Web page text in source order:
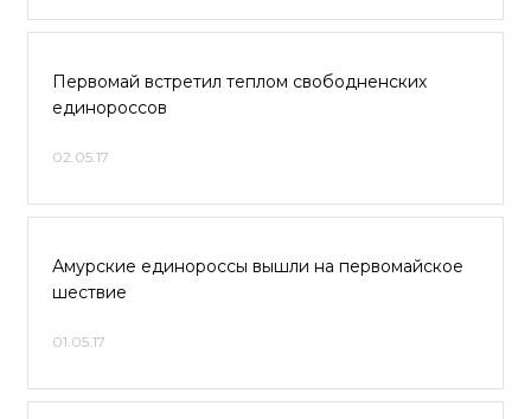
Первомай встретил теплом свободненских
единороссов
02.05.17
Амурские единороссы вышли на первомайское
шествие
01.05.17